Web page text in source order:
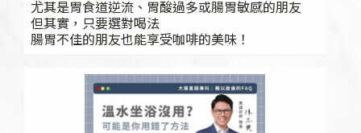
尤其是胃食道逆流、胃酸過多或腸胃敏感的朋友
但其實，只要選對喝法
腸胃不佳的朋友也能享受咖啡的美味！